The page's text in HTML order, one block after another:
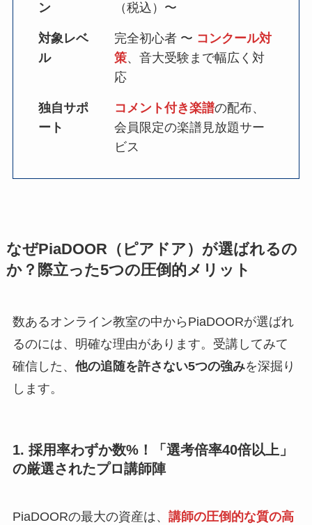
ン
（税込）〜
対象レベ
ル
完全初心者 〜 コンクール対
策、音大受験まで幅広く対
応
独自サポ
ート
コメント付き楽譜の配布、
会員限定の楽譜見放題サー
ビス
なぜPiaDOOR（ピアドア）が選ばれるの
か？際立った5つの圧倒的メリット
数あるオンライン教室の中からPiaDOORが選ばれ
るのには、明確な理由があります。受講してみて
確信した、 他の追随を許さない5つの強みを深掘り
します。
1. 採用率わずか数%！「選考倍率40倍以上」
の厳選されたプロ講師陣
PiaDOORの最大の資産は、 講師の圧倒的な質の高